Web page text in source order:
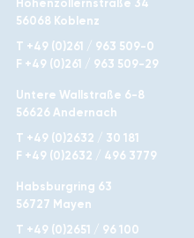
Hohenzollernstraße 34
56068 Koblenz
T +49 (0)261 / 963 509-0
F +49 (0)261 / 963 509-29
Untere Wallstraße 6-8
56626 Andernach
T +49 (0)2632 / 30 181
F +49 (0)2632 / 496 3779
Habsburgring 63
56727 Mayen
T +49 (0)2651 / 96 100